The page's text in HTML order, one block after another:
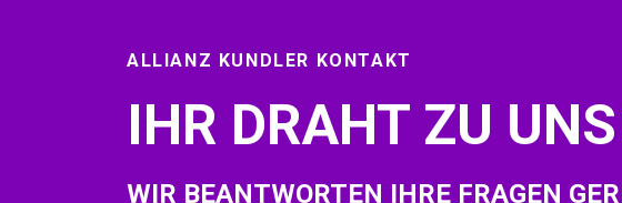
ALLIANZ KUNDLER KONTAKT
IHR DRAHT ZU UNS
WIR BEANTWORTEN IHRE FRAGEN